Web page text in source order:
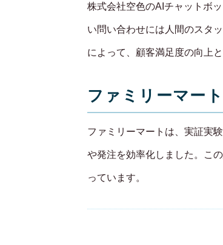
株式会社空色のAIチャットボ
い問い合わせには人間のスタ
によって、顧客満足度の向上
ファミリーマー
ファミリーマートは、実証実
や発注を効率化しました。こ
っています。